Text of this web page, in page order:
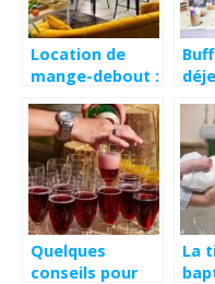
Location de
mange-debout :
avantages ?
Quelques
conseils pour
La